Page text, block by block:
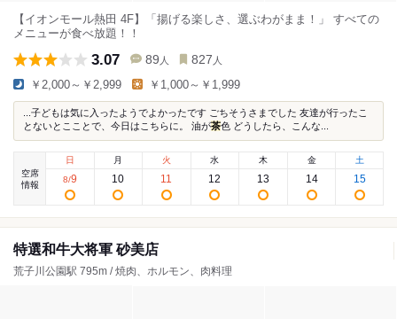
【イオンモール熱田 4F】「揚げる楽しさ、選ぶわがまま！」 すべての
メニューが食べ放題！！
3.07 89 人 827 人
￥2,000～￥2,999 ￥1,000～￥1,999
...子どもは気に入ったようでよかったです ごちそうさまでした 友達が行ったこ
とないとこことで、今日はこちらに。 油が茶色 どうしたら、こんな...
空席
情報
日
8/9
月
10
火
11
水
12
木
13
金
14
土
15
特選和牛大将軍 砂美店
荒子川公園駅 795m / 焼肉、ホルモン、肉料理